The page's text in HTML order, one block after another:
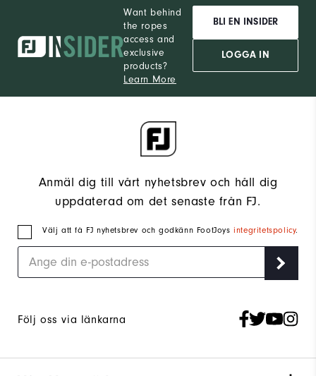
Want behind
the ropes
access and
exclusive
products?
Learn More
BLI EN INSIDER
LOGGA IN
Anmäl dig till vårt nyhetsbrev och håll dig
uppdaterad om det senaste från FJ.
Välj att få FJ nyhetsbrev och godkänn FootJoysintegritetspolicy.
Följ oss via länkarna